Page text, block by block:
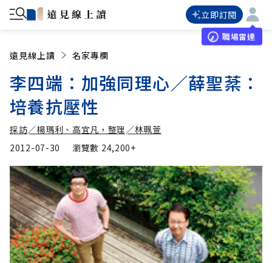
立即訂閱
職場雷達
遠見線上讀 名家專欄
李四端：加強同理心／薛聖棻：
培養抗壓性
採訪∕楊瑪利、高宜凡，整理∕林珮萱
採訪∕楊瑪利、高宜凡，
整理∕林珮萱
2012-07-30 瀏覽數 24,200+